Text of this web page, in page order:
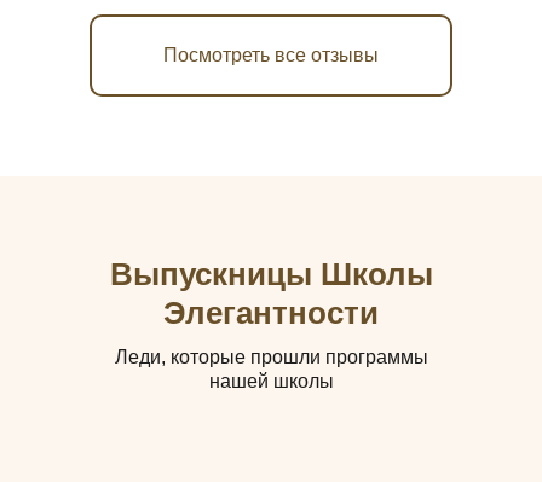
Посмотреть все отзывы
Скрыть все отзывы
Выпускницы Школы
Элегантности
Леди, которые прошли программы
нашей школы